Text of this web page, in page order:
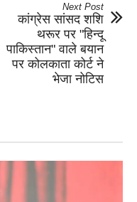
Next Post
कांग्रेस सांसद शशि
थरूर पर "हिन्दू
पाकिस्तान" वाले बयान
पर कोलकाता कोर्ट ने
भेजा नोटिस